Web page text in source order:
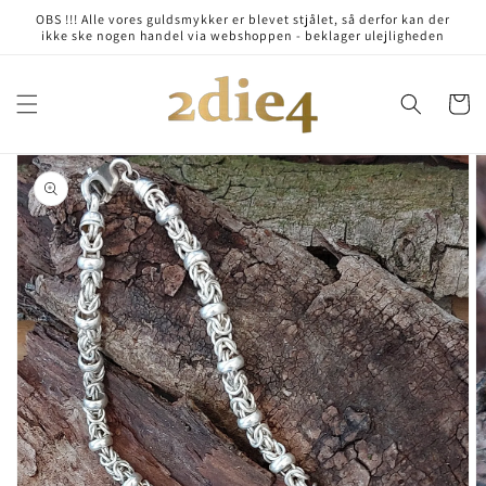
Skip to
content
OBS !!! Alle vores guldsmykker er blevet stjålet, så derfor kan der
ikke ske nogen handel via webshoppen - beklager ulejligheden
Cart
Skip to
product
information